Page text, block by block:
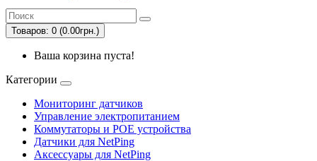
Товаров: 0 (0.00грн.)
Ваша корзина пуста!
Категории
Мониторинг датчиков
Управление электропитанием
Коммутаторы и POE устройства
Датчики для NetPing
Аксессуары для NetPing